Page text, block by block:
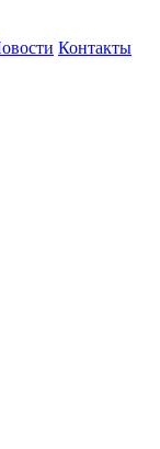
Контакты